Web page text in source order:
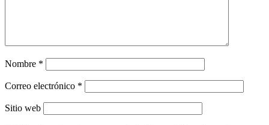
Nombre *
Correo electrónico *
Sitio web